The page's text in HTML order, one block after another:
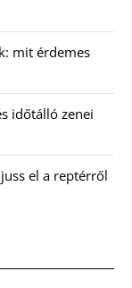
mit érdemes
időtálló zenei
el a reptérről